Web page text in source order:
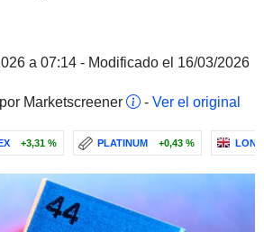
a 07:14 - Modificado el 16/03/2026
Marketscreener
- Ver el original
+3,31 % PLATINUM +0,43 %